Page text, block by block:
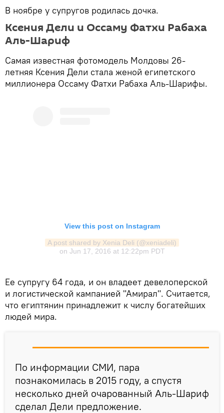
В ноябре у супругов родилась дочка.
Ксения Дели и Оссаму Фатхи Рабаха
Аль-Шариф
Самая известная фотомодель Молдовы 26-
летняя Ксения Дели стала женой египетского
миллионера Оссаму Фатхи Рабаха Аль-Шарифы.
View this post on Instagram
A post shared by Xenia Deli (@xeniadeli)
on Jun 17, 2016 at 12:22pm PDT
Ее супругу 64 года, и он владеет девелоперской
и логистической кампанией "Амирал". Считается,
что египтянин принадлежит к числу богатейших
людей мира.
По информации СМИ, пара
познакомилась в 2015 году, а спустя
несколько дней очарованный Аль-Шариф
сделал Дели предложение.